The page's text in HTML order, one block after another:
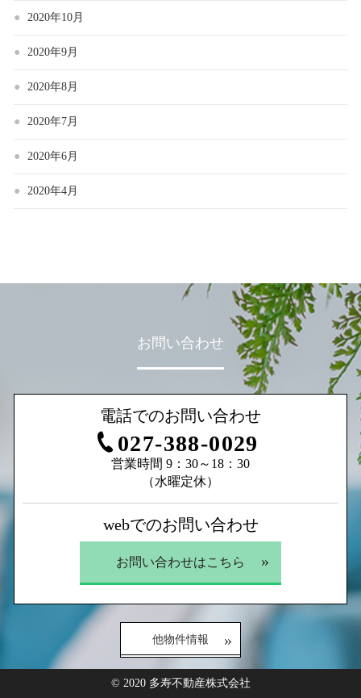
2020年10月
2020年9月
2020年8月
2020年7月
2020年6月
2020年4月
お問い合わせ
電話でのお問い合わせ
027-388-0029
営業時間 9：30～18：30
（水曜定休）
webでのお問い合わせ
お問い合わせはこちら
他物件情報
© 2020 多寿不動産株式会社